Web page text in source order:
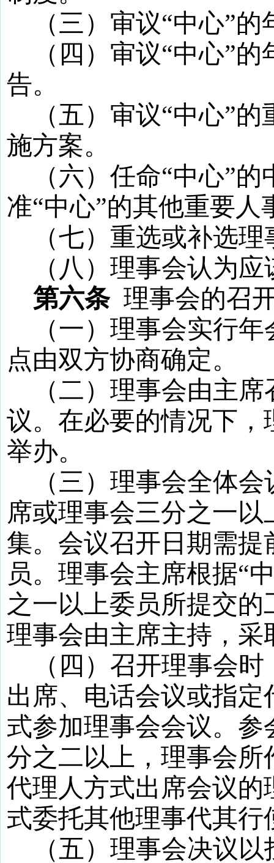
（三）审议“中心”的
（四）审议“中心”的
告。
（五）审议“中心”的
施方案。
（六）任命“中心”的
准“中心”的其他重要人
（七）重选或补选
（八）理事会认为
第六条 理事会的召
（一）理事会实行
点由双方协商确定。
（二）理事会由主
议。在必要的情况下
举办。
（三）理事会全体
席或理事会三分之一
集。会议召开日期需
员。理事会主席根据“
之一以上委员所提交的
理事会由主席主持，采
（四）召开理事会
出席、电话会议或指
式参加理事会会议。 参
分之二以上 ， 理事会所
代理人方式出席会议
式委托其他理事代其行
（五）理事会决议